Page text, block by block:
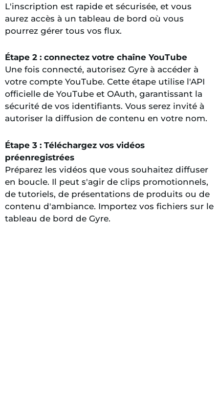
L'inscription est rapide et sécurisée, et vous
aurez accès à un tableau de bord où vous
pourrez gérer tous vos flux.
Étape 2 : connectez votre chaîne YouTube
Une fois connecté, autorisez Gyre à accéder à
votre compte YouTube. Cette étape utilise l'API
officielle de YouTube et OAuth, garantissant la
sécurité de vos identifiants. Vous serez invité à
autoriser la diffusion de contenu en votre nom.
Étape 3 : Téléchargez vos vidéos
préenregistrées
Préparez les vidéos que vous souhaitez diffuser
en boucle. Il peut s'agir de clips promotionnels,
de tutoriels, de présentations de produits ou de
contenu d'ambiance. Importez vos fichiers sur le
tableau de bord de Gyre.